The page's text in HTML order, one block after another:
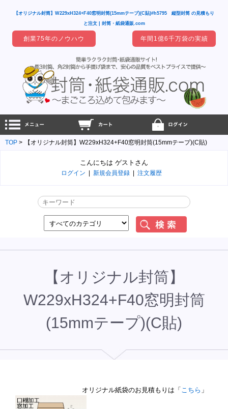
【オリジナル封筒】W229xH324+F40窓明封筒(15mmテープ)(C貼)#h5795 縦型封筒 の見積もり
と注文 | 封筒・紙袋通販.com
創業75年のノウハウ 年間1億6千万袋の実績
TOP 【オリジナル封筒】W229xH324+F40窓明封筒(15mmテープ)(C貼)
こんにちは ゲストさん
ログイン 新規会員登録 注文履歴
【オリジナル封筒】
W229xH324+F40窓明封筒
(15mmテープ)(C貼)
オリジナル紙袋のお見積もりは「 こちら 」